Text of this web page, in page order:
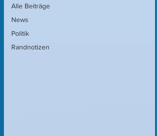
Alle Beiträge
News
Politik
Randnotizen